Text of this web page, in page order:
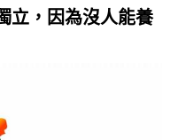
立，因為沒人能養